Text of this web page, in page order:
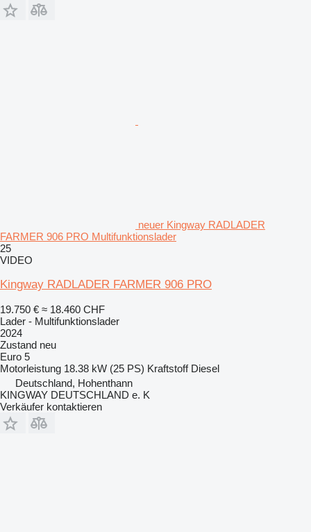
neuer Kingway RADLADER
FARMER 906 PRO Multifunktionslader
25
VIDEO
Kingway RADLADER FARMER 906 PRO
19.750 € ≈ 18.460 CHF
Lader - Multifunktionslader
2024
Zustand neu
Euro 5
Motorleistung 18.38 kW (25 PS) Kraftstoff Diesel
Deutschland, Hohenthann
KINGWAY DEUTSCHLAND e. K
Verkäufer kontaktieren